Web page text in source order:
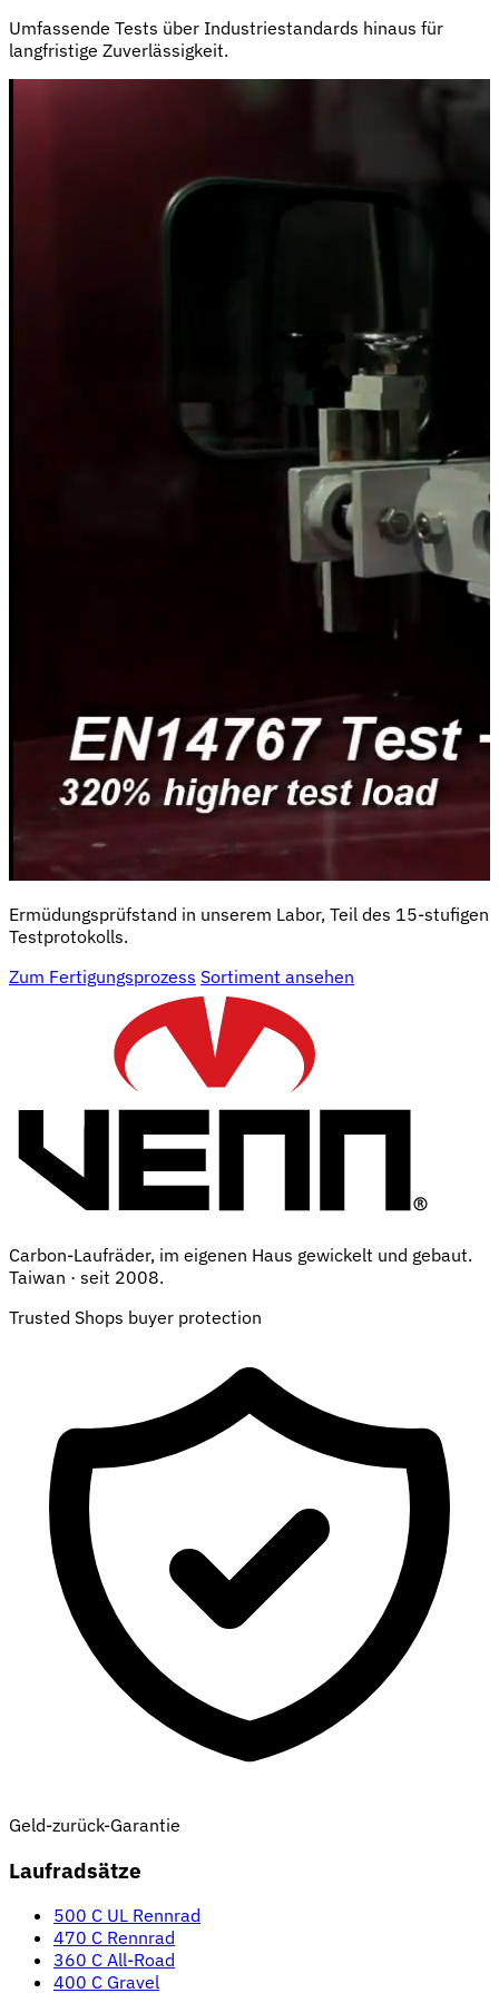
Umfassende Tests über Industriestandards hinaus für
langfristige Zuverlässigkeit.
Ermüdungsprüfstand in unserem Labor, Teil des 15-stufigen
Testprotokolls.
Zum Fertigungsprozess Sortiment ansehen
Carbon-Laufräder, im eigenen Haus gewickelt und gebaut.
Taiwan · seit 2008.
Trusted Shops buyer protection
Geld-zurück-Garantie
Laufradsätze
500 C UL Rennrad
470 C Rennrad
360 C All-Road
400 C Gravel